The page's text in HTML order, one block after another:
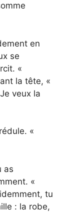
en
se
«
la tête, «
veux la
«
as
«
tu
: la robe,